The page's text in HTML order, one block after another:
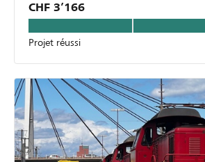
CHF 3’166
Projet réussi